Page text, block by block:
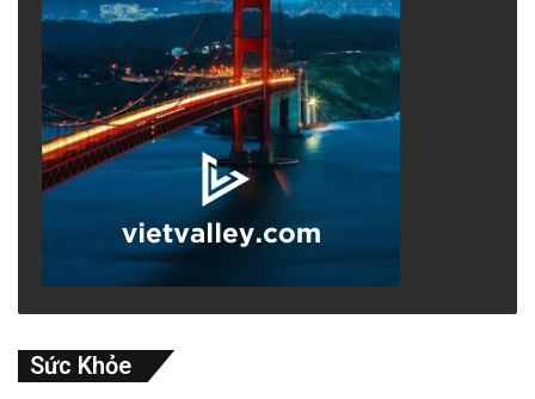
Sức Khỏe